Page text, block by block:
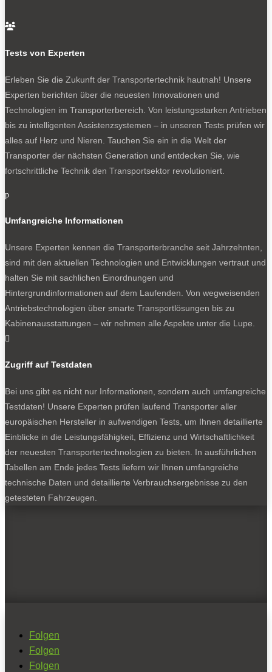
Sand in Sicht: TGE in den Vereinigten Arabischen Emiraten.
0
Vorgeführt: TGE in Dubai.
NEWSLETTER
Bleiben Sie auf dem Laufenden
Erhalten Sie die neuesten News und Hinweise auf
Ich habe dieDatenschutzerklärunggelesen
und akzeptiert.
SOCIALS
BELIEBTE TESTS

Tests von Experten
Erleben Sie die Zukunft der Transportertechnik hautnah! Unsere
Experten berichten über die neuesten Innovationen und
Technologien im Transporterbereich. Von leistungsstarken Antrieben
bis zu intelligenten Assistenzsystemen – in unseren Tests prüfen wir
alles auf Herz und Nieren. Tauchen Sie ein in die Welt der
Transporter der nächsten Generation und entdecken Sie, wie
fortschrittliche Technik den Transportsektor revolutioniert.
p
Umfangreiche Informationen
Unsere Experten kennen die Transporterbranche seit Jahrzehnten,
sind mit den aktuellen Technologien und Entwicklungen vertraut und
halten Sie mit sachlichen Einordnungen und
Hintergrundinformationen auf dem Laufenden. Von wegweisenden
Antriebstechnologien über smarte Transportlösungen bis zu
Kabinenausstattungen – wir nehmen alle Aspekte unter die Lupe.

Zugriff auf Testdaten
Bei uns gibt es nicht nur Informationen, sondern auch umfangreiche
Testdaten! Unsere Experten prüfen laufend Transporter aller
europäischen Hersteller in aufwendigen Tests, um Ihnen detaillierte
Einblicke in die Leistungsfähigkeit, Effizienz und Wirtschaftlichkeit
der neuesten Transportertechnologien zu bieten. In ausführlichen
Tabellen am Ende jedes Tests liefern wir Ihnen umfangreiche
technische Daten und detaillierte Verbrauchsergebnisse zu den
getesteten Fahrzeugen.
Folgen
Folgen
Folgen